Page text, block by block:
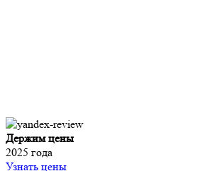
Держим цены
2025 года
Узнать цены